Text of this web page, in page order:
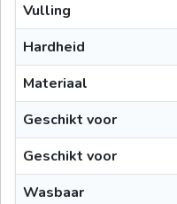
Vulling
Hardheid
Materiaal
Geschikt voor
Geschikt voor
Wasbaar